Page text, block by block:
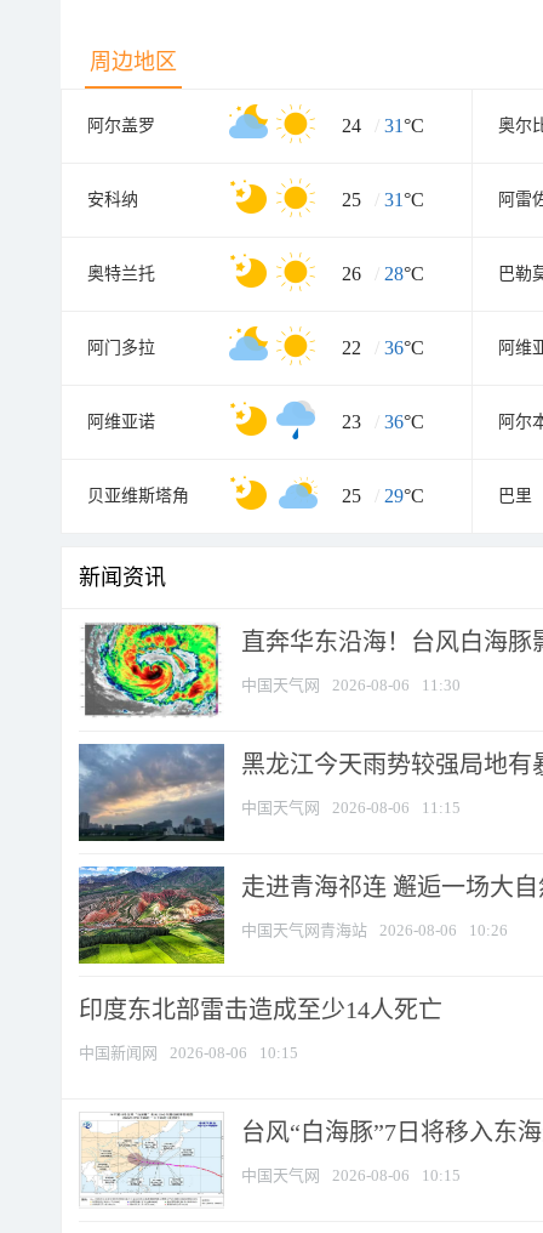
周边地区
阿尔盖罗 24 / 31°C 奥尔
安科纳 25 / 31°C 阿雷
奥特兰托 26 / 28°C 巴勒
阿门多拉 22 / 36°C 阿维
阿维亚诺 23 / 36°C 阿尔
贝亚维斯塔角 25 / 29°C 巴里
新闻资讯
直奔华东沿海！台风白海豚
中国天气网 2026-08-06 11:30
黑龙江今天雨势较强局地有
中国天气网 2026-08-06 11:15
走进青海祁连 邂逅一场大
中国天气网青海站 2026-08-06 10:26
印度东北部雷击造成至少14人死亡
中国新闻网 2026-08-06 10:15
台风“白海豚”7日将移入东
中国天气网 2026-08-06 10:15